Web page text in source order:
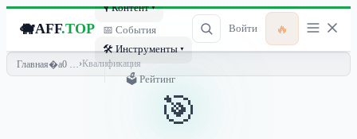
🐗AFF.TOP
🎙 Контент ▾
📅 События
🛠 Инструменты ▾
🗳 Рейтинг
Войти 🔥
Главная › Квалификация
🎯